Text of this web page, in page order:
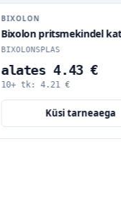
Bixolon pritsmekindel kate
alates 4.43 €
tk:4.21€
Küsi tarneaega